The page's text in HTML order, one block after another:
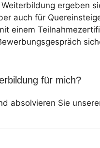
ergeben
auch für
einem
für mich?
absolvieren Sie